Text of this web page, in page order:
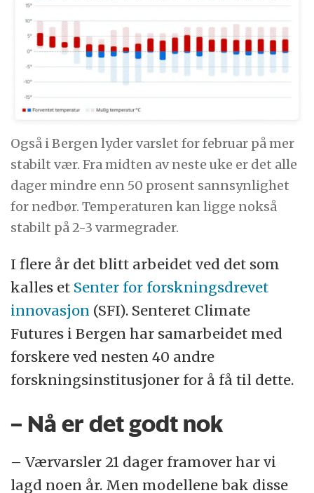
Også i Bergen lyder varslet for februar på mer
stabilt vær. Fra midten av neste uke er det alle
dager mindre enn 50 prosent sannsynlighet
for nedbør. Temperaturen kan ligge nokså
stabilt på 2-3 varmegrader.
I flere år det blitt arbeidet ved det som
kalles et Senter for forskningsdrevet
innovasjon (SFI). Senteret Climate
Futures i Bergen har samarbeidet med
forskere ved nesten 40 andre
forskningsinstitusjoner for å få til dette.
– Nå er det godt nok
– Værvarsler 21 dager framover har vi
lagd noen år. Men modellene bak disse